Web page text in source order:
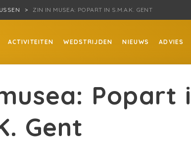
ZIN IN MUSEA: POPART IN S.M.A.K. GENT
ACTIVITEITEN WEDSTRIJDEN NIEUWS ADVIES
Popart
Gent